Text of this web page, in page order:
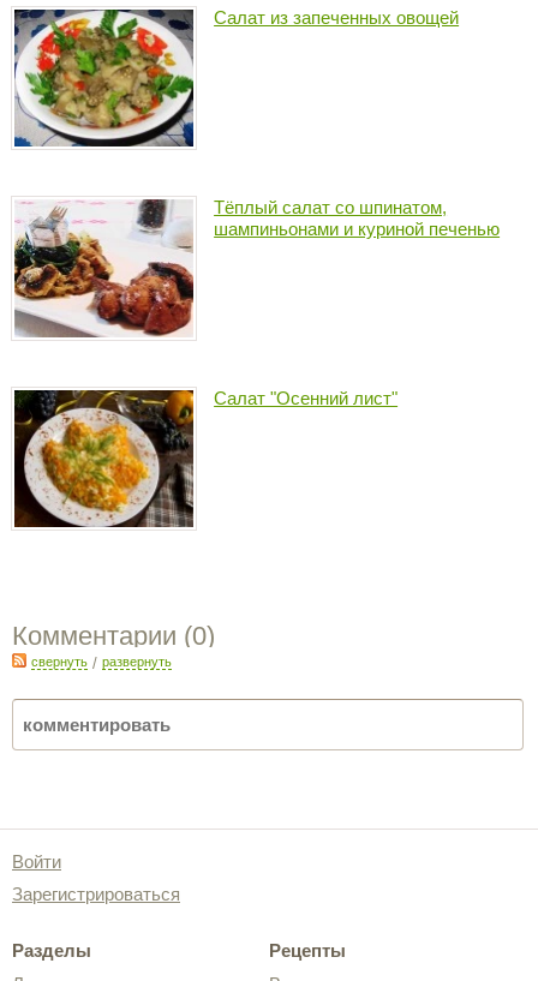
Салат из запеченных овощей
Тёплый салат со шпинатом,
шампиньонами и куриной печенью
Салат "Осенний лист"
Комментарии (0)
свернуть / развернуть
Войти
Зарегистрироваться
Разделы
Рецепты